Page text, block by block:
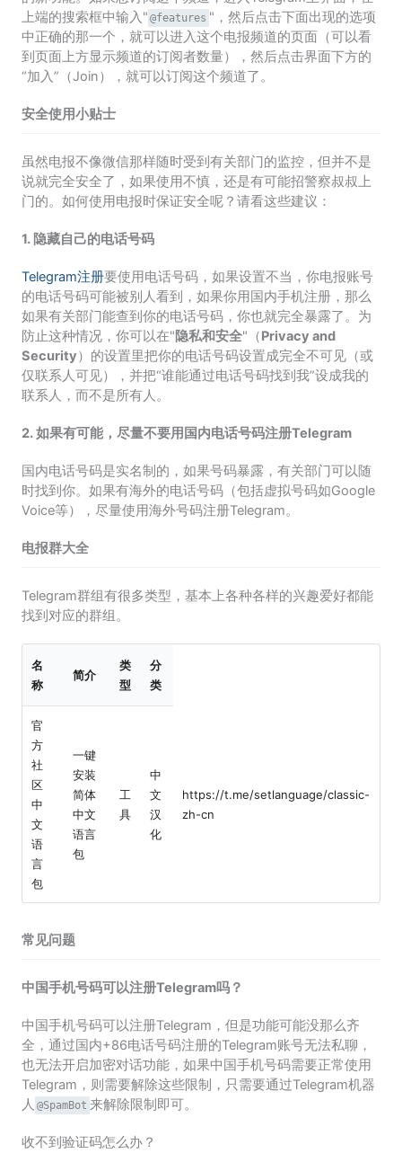
上端的搜索框中输入" @features "，然后点击下面出现的选项
中正确的那一个，就可以进入这个电报频道的页面（可以看
到页面上方显示频道的订阅者数量），然后点击界面下方的
“加入”（Join），就可以订阅这个频道了。
安全使用小贴士
虽然电报不像微信那样随时受到有关部门的监控，但并不是
说就完全安全了，如果使用不慎，还是有可能招警察叔叔上
门的。如何使用电报时保证安全呢？请看这些建议：
1. 隐藏自己的电话号码
Telegram注册要使用电话号码，如果设置不当，你电报账号
的电话号码可能被别人看到，如果你用国内手机注册，那么
如果有关部门能查到你的电话号码，你也就完全暴露了。为
防止这种情况，你可以在"隐私和安全"（Privacy and
Security）的设置里把你的电话号码设置成完全不可见（或
仅联系人可见），并把“谁能通过电话号码找到我”设成我的
联系人，而不是所有人。
2. 如果有可能，尽量不要用国内电话号码注册Telegram
国内电话号码是实名制的，如果号码暴露，有关部门可以随
时找到你。如果有海外的电话号码（包括虚拟号码如Google
Voice等），尽量使用海外号码注册Telegram。
电报群大全
Telegram群组有很多类型，基本上各种各样的兴趣爱好都能
找到对应的群组。
名
称
简介
类
型
分
类
官
方
社
区
中
文
语
言
包
一键
安装
简体
中文
语言
包
工
具
中
文
汉
化
https://t.me/setlanguage/classic-
zh-cn
常见问题
中国手机号码可以注册Telegram吗？
中国手机号码可以注册Telegram，但是功能可能没那么齐
全，通过国内+86电话号码注册的Telegram账号无法私聊，
也无法开启加密对话功能，如果中国手机号码需要正常使用
Telegram，则需要解除这些限制，只需要通过Telegram机器
人 @SpamBot 来解除限制即可。
收不到验证码怎么办？